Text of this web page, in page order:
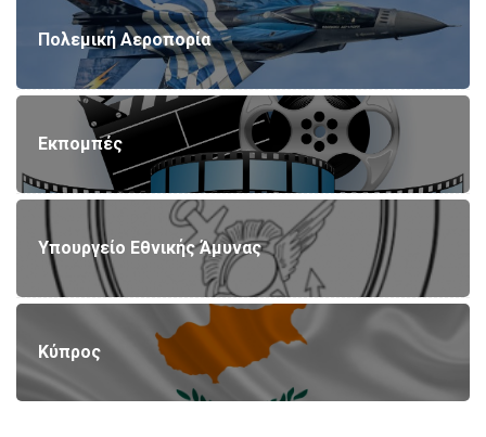
Πολεμική Αεροπορία
Εκπομπές
Υπουργείο Εθνικής Άμυνας
Κύπρος